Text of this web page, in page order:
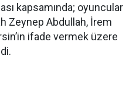
kapsamında; oyuncular
Zeynep Abdullah, İrem
ifade vermek üzere